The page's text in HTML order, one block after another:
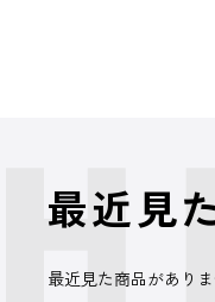
最近見
最近見た商品がありま